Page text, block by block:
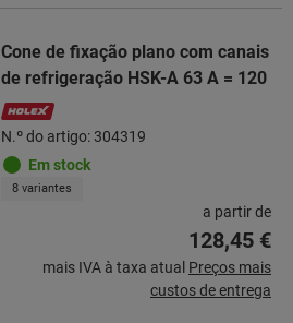
Cone de fixação plano com canais
de refrigeração HSK-A 63 A = 120
N.º do artigo: 304319
Em stock
8 variantes
a partir de
128,45 €
mais IVA à taxa atual Preços mais
custos de entrega